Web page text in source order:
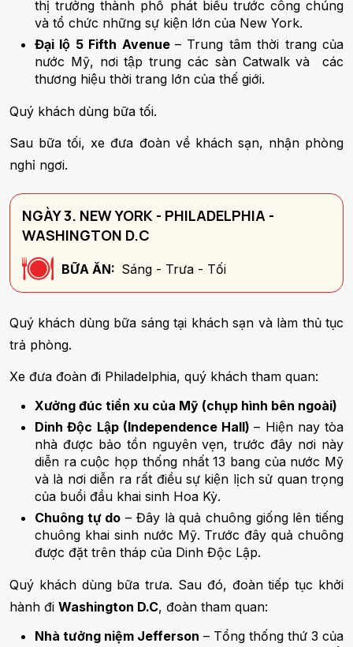
thị trưởng thành phố phát biểu trước công chúng
và tổ chức những sự kiện lớn của New York.
Đại lộ 5 Fifth Avenue – Trung tâm thời trang của
nước Mỹ, nơi tập trung các sàn Catwalk và các
thương hiệu thời trang lớn của thế giới.
Quý khách dùng bữa tối.
Sau bữa tối, xe đưa đoàn về khách sạn, nhận phòng
nghỉ ngơi.
NGÀY 3. NEW YORK - PHILADELPHIA -
WASHINGTON D.C
BỮA ĂN: Sáng - Trưa - Tối
Quý khách dùng bữa sáng tại khách sạn và làm thủ tục
trả phòng.
Xe đưa đoàn đi Philadelphia, quý khách tham quan:
Xưởng đúc tiền xu của Mỹ (chụp hình bên ngoài)
Dinh Độc Lập (Independence Hall)– Hiện nay tòa
nhà được bảo tồn nguyên vẹn, trước đây nơi này
diễn ra cuộc họp thống nhất 13 bang của nước Mỹ
và là nơi diễn ra rất điều sự kiện lịch sử quan trọng
của buổi đầu khai sinh Hoa Kỳ.
Chuông tự do – Đây là quả chuông giống lên tiếng
chuông khai sinh nước Mỹ. Trước đây quả chuông
được đặt trên tháp của Dinh Độc Lập.
Quý khách dùng bữa trưa. Sau đó, đoàn tiếp tục khởi
hành đi Washington D.C, đoàn tham quan:
Nhà tưởng niệm Jefferson – Tổng thống thứ 3 của